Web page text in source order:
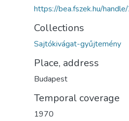
https://bea.fszek.hu/
Collections
Sajtókivágat-gyűjtemény
Place, address
Budapest
Temporal coverage
1970